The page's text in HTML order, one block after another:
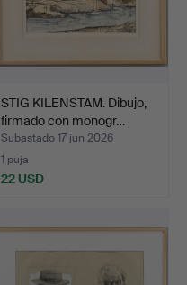
STIG KILENSTAM. Dibujo,
firmado con monogr…
Subastado 17 jun 2026
1 puja
22 USD